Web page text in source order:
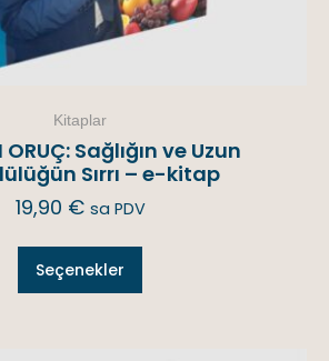
Kitaplar
ORUÇ: Sağlığın ve Uzun
Sırrı – e-kitap
19,90 € sa PDV
Seçenekler